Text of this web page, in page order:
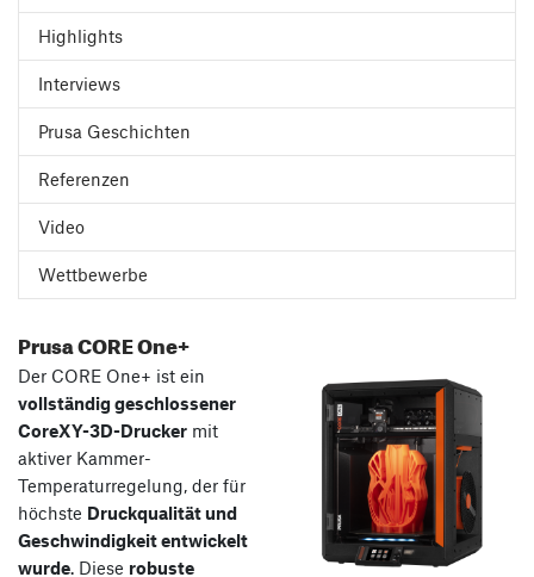
Highlights
Interviews
Prusa Geschichten
Referenzen
Video
Wettbewerbe
Prusa CORE One+
Der CORE One+ ist ein
vollständig geschlossener
CoreXY-3D-Drucker mit
aktiver Kammer-
Temperaturregelung, der für
höchste Druckqualität und
Geschwindigkeit entwickelt
wurde. Diese robuste